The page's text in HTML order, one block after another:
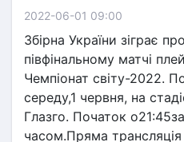
2022-06-01 09:00
Збірна України зіграє
півфінальному матчі
Чемпіонат світу-2022.
середу,1 червня, на
Глазго. Початок
часом.Пряма